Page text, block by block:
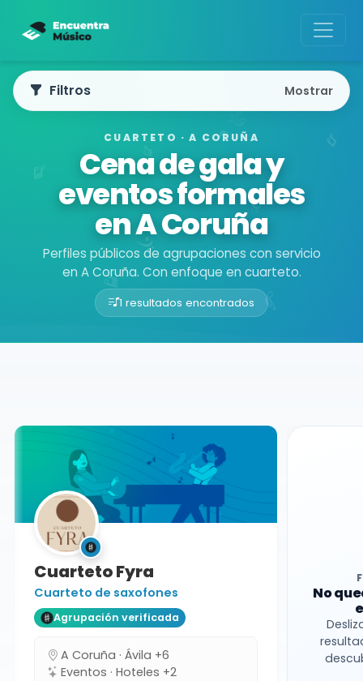
CUARTETO · A CORUÑA
Cena de gala y
eventos formales
en A Coruña
Perfiles públicos de agrupaciones con servicio
en A Coruña. Con enfoque en cuarteto.
1 resultados encontrados
Buscador de músicos
Filtros Mostrar
Cuarteto Fyra
Cuarteto de saxofones
Agrupación verificada
A Coruña · Ávila +6
Eventos · Hoteles +2
No